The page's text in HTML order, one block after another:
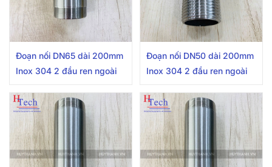
Đoạn nối DN65 dài 200mm
Inox 304 2 đầu ren ngoài
Đoạn nối DN50 dài 200mm
Inox 304 2 đầu ren ngoài